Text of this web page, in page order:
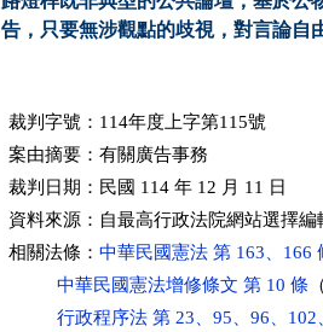
告，只要無涉觀點的歧視，對言論自
裁判字號：114年度上字第115號
案由摘要：有關廣告事務
裁判日期：民國 114 年 12 月 11 日
資料來源：自最高行政法院網站選擇編
相關法條： 中華民國憲法 第 163、166
中華民國憲法增修條文 第 10 條
行政程序法 第 23、95、96、102